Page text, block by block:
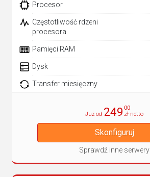
Procesor
Częstotliwość rdzeni
procesora
Pamięci RAM
Dysk
Transfer miesięczny
Już od 249 00
zł netto
Skonfiguruj
Sprawdź inne serwery